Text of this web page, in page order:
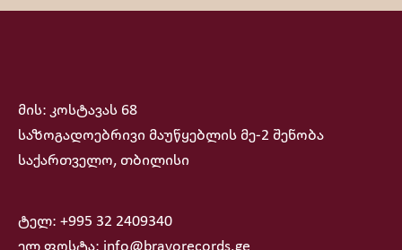
მის: კოსტავას 68
საზოგადოებრივი მაუწყებლის მე-2 შენობა
საქართველო, თბილისი
ტელ: +995 32 2409340